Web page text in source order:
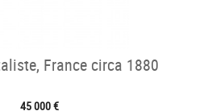
France circa 1880
45 000 €